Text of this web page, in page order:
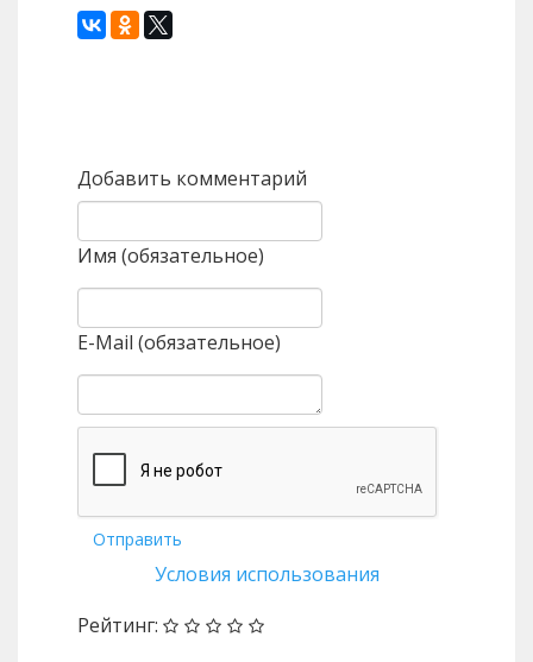
Добавить комментарий
Имя (обязательное)
E-Mail (обязательное)
Отправить
Условия использования
Рейтинг: